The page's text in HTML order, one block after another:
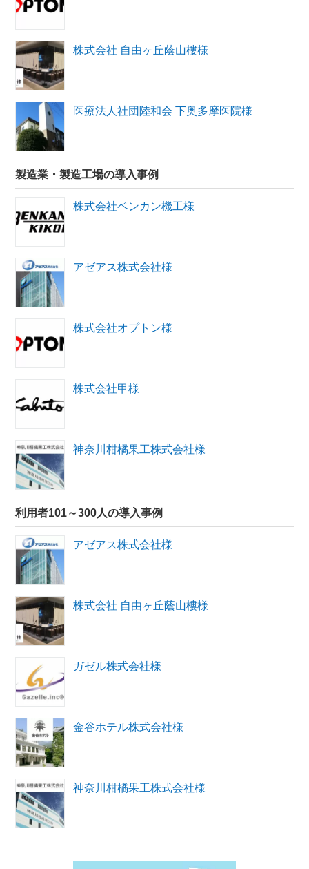
株式会社 自由ヶ丘蔭山樓様
医療法人社団陸和会 下奥多摩医院様
製造業・製造工場の導入事例
株式会社ベンカン機工様
アゼアス株式会社様
株式会社オプトン様
株式会社甲様
神奈川柑橘果工株式会社様
利用者101～300人の導入事例
アゼアス株式会社様
株式会社 自由ヶ丘蔭山樓様
ガゼル株式会社様
金谷ホテル株式会社様
神奈川柑橘果工株式会社様